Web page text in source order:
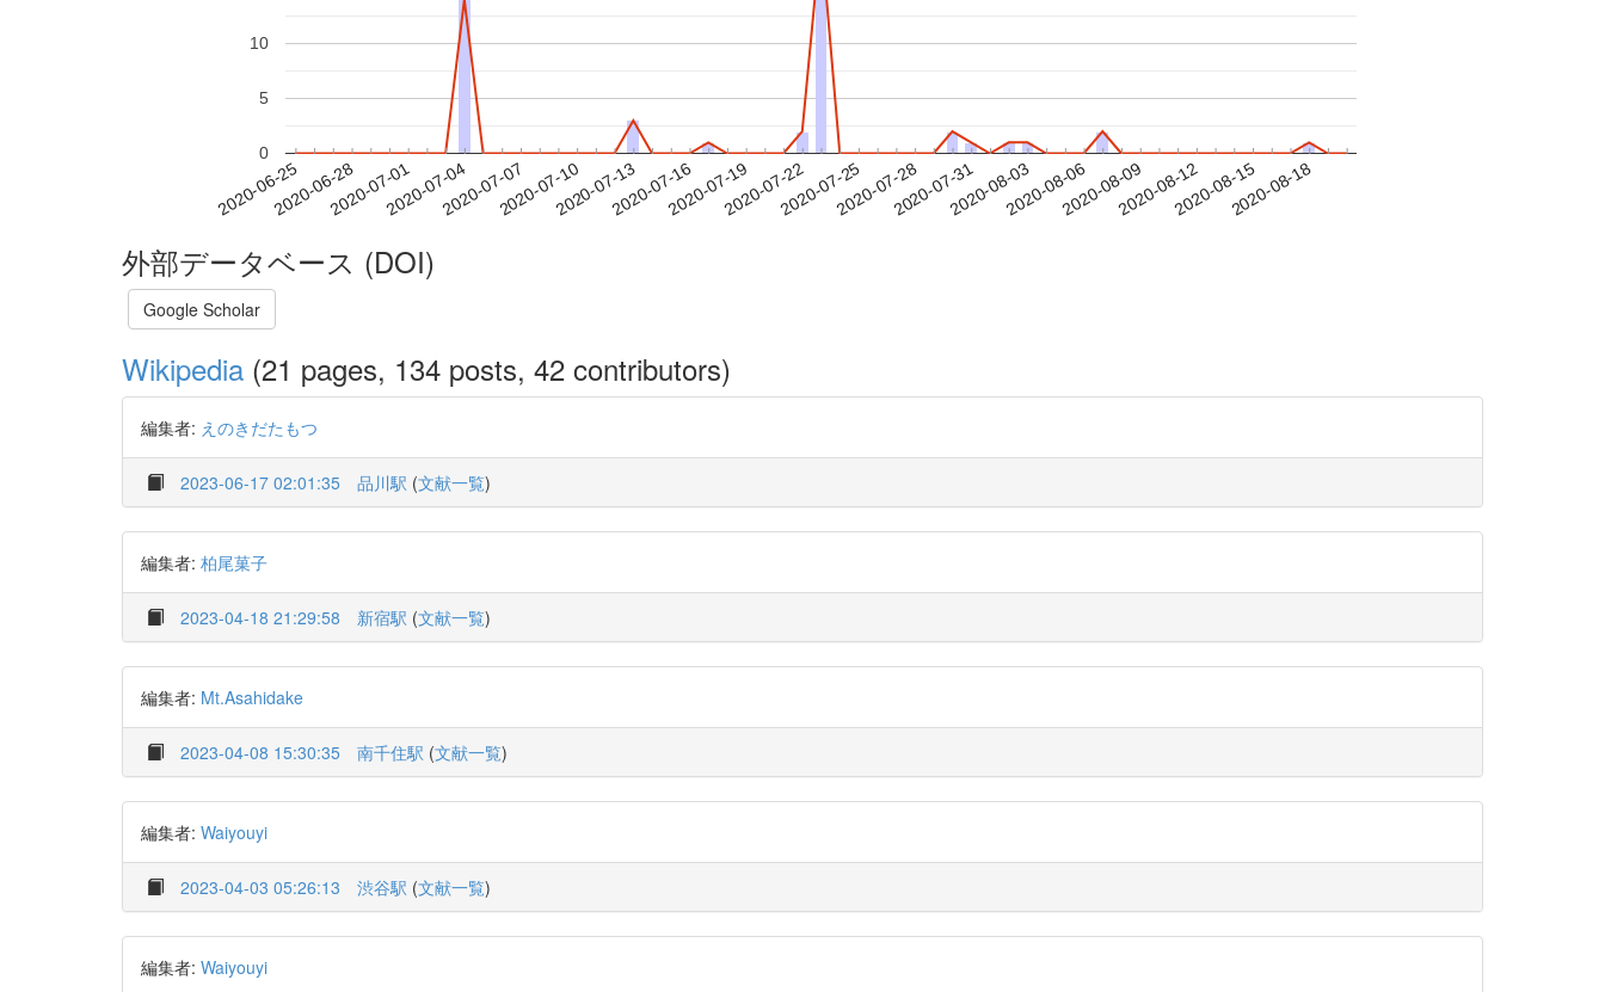
2020-06-252020-06-282020-07-012020-07-042020-07-072020-07-102020-07-132020-07-162020-07-192020-07-222020-07-252020-07-282020-07-312020-08-032020-08-062020-08-092020-08-122020-08-152020-08-18
0
5
10
外部データベース (DOI)
Google Scholar
Wikipedia (21 pages, 134 posts, 42 contributors)
編集者: えのきだたもつ
2023-06-17 02:01:35 品川駅 (文献一覧)
編集者: 柏尾菓子
2023-04-18 21:29:58 新宿駅 (文献一覧)
編集者: Mt.Asahidake
2023-04-08 15:30:35 南千住駅 (文献一覧)
編集者: Waiyouyi
2023-04-03 05:26:13 渋谷駅 (文献一覧)
編集者: Waiyouyi